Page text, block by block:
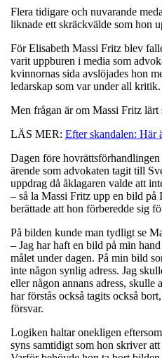
Flera tidigare och nuvarande
liknade ett skräckvälde som hon
För Elisabeth Massi Fritz blev
varit uppburen i media som
kvinnornas sida avslöjades hon
ledarskap som var under all kritik.
Men frågan är om Massi Fritz lärt
LÄS MER: Efter skandalen: Här
Dagen före
ärende som advokaten tagit till
uppdrag då åklagaren valde att
– så la Massi Fritz upp en bild på
berättade att hon förberedde sig
På bilden kunde man tydligt se
– Jag har haft en bild på min
målet under dagen. På min bild
inte någon synlig adress. Jag
eller någon annans adress,
har förstås också tagits också
försvar.
Logiken haltar onekligen
syns samtidigt som hon skriver